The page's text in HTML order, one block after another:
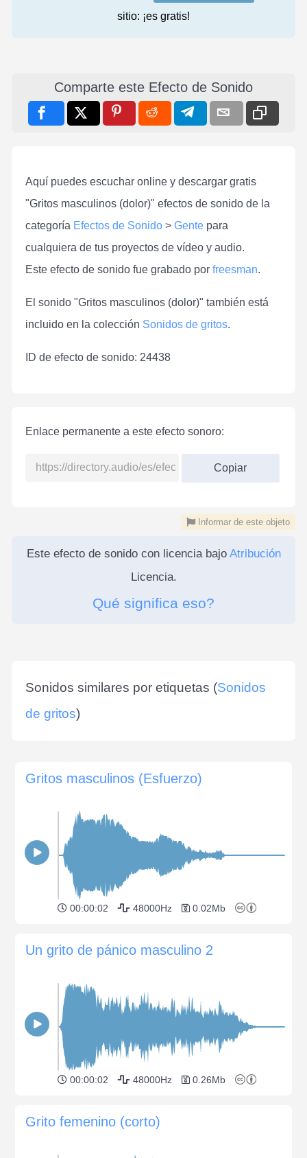
sitio: ¡es gratis!
Comparte este Efecto de Sonido
Aquí puedes escuchar online y descargar gratis
"Gritos masculinos (dolor)" efectos de sonido de la
categoría Efectos de Sonido > Gente para
cualquiera de tus proyectos de vídeo y audio.
Este efecto de sonido fue grabado por freesman.
El sonido "Gritos masculinos (dolor)" también está
incluido en la colección Sonidos de gritos.
ID de efecto de sonido: 24438
Enlace permanente a este efecto sonoro:
Copiar
Informar de este objeto
Este efecto de sonido con licencia bajo Atribución
Licencia.
Qué significa eso?
Sonidos similares por etiquetas (Sonidos
de gritos)
Gritos masculinos (Esfuerzo)
00:00:02 48000Hz 0.02Mb
Un grito de pánico masculino 2
00:00:02 48000Hz 0.26Mb
Grito femenino (corto)